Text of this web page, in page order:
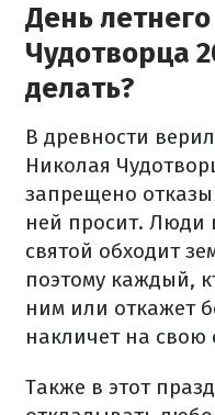
День
Чудотворца
делать?
В древности
Николая
запрещено
ней просит. Люди
святой обходит
поэтому каждый,
ним или откажет
накличет на
Также в этот